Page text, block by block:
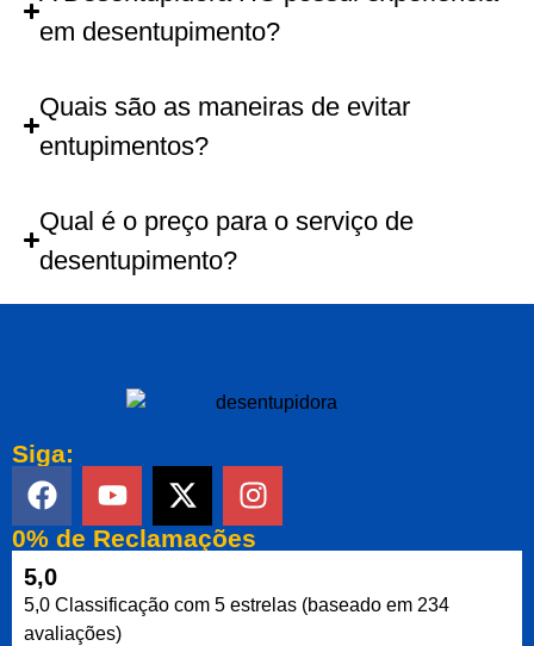
em desentupimento?
Quais são as maneiras de evitar
entupimentos?
Qual é o preço para o serviço de
desentupimento?
Siga:
0% de Reclamações
5,0
5,0 Classificação com 5 estrelas (baseado em 234
avaliações)